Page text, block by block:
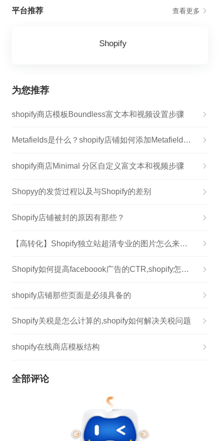
平台推荐 查看更多
Shopify
为您推荐
shopify商店模板Boundless富文本和视频设置步骤
Metafields是什么？shopify店铺如何添加Metafields？
shopify商店Minimal 分区自定义富文本和视频步骤
Shopyy的发货过程以及与Shopify的差别
Shopify店铺被封的原因有那些？
【高转化】Shopify独立站超清专业的图片怎么来的？
Shopify如何提高faceboook广告的CTR,shopify怎么跑广告
shopify店铺那些页面是必须具备的
Shopify关税是怎么计算的,shopify如何解决关税问题
shopify在线商店模板结构
全部评论